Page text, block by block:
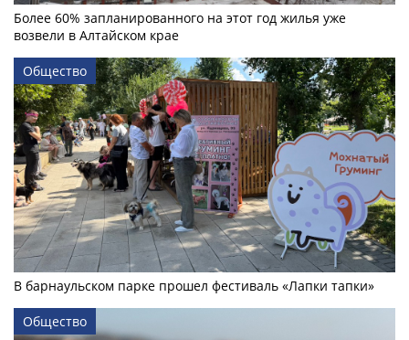
Более 60% запланированного на этот год жилья уже
возвели в Алтайском крае
Общество
В барнаульском парке прошел фестиваль «Лапки тапки»
Общество